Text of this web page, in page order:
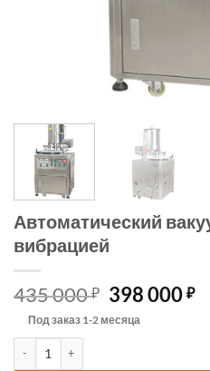
Автоматический
вибрацией
435 000₽
цена
составляла
398 000₽
Под заказ 1-2 месяца